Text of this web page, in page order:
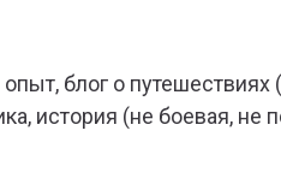
блог о путешествиях
история (не боевая, не